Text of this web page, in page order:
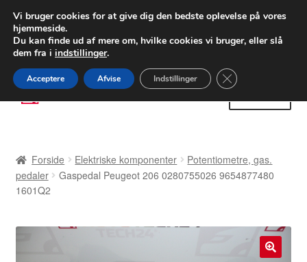
LEVERING fra 55 kr.
FEDEX verdensomspændende forsendelse
80 82 72 02
Spring
til
Spring
til
Betalinger
Forside Elektriske komponenter
Potentiometre, gas.
pedaler
Gaspedal Peugeot 206 0280755026 9654877480
1601Q2
Vi bruger cookies for at give dig den bedste oplevelse på vores
hjemmeside.
Du kan finde ud af mere om, hvilke cookies vi bruger, eller slå
dem fra i indstillinger.
Acceptere Afvise Indstillinger Close GDPR